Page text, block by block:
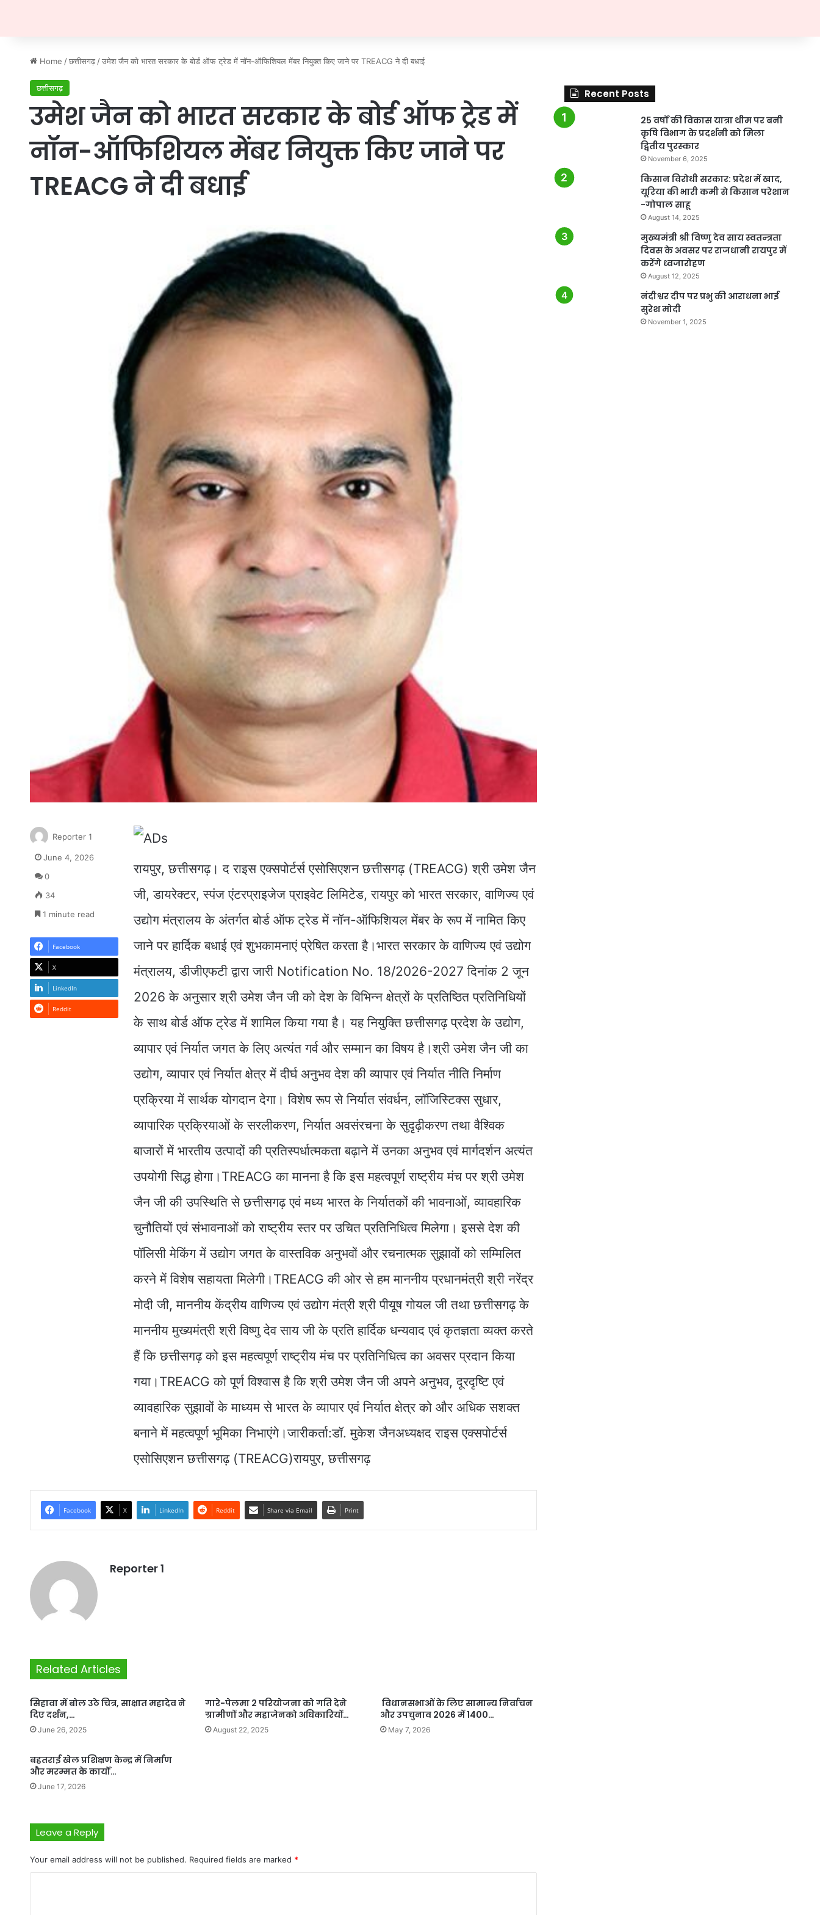
Home / छत्तीसगढ़ / उमेश जैन को भारत सरकार के बोर्ड ऑफ ट्रेड में नॉन-ऑफिशियल मेंबर नियुक्त किए जाने पर TREACG ने दी बधाई
छत्तीसगढ़
उमेश जैन को भारत सरकार के बोर्ड ऑफ ट्रेड में
नॉन-ऑफिशियल मेंबर नियुक्त किए जाने पर
TREACG ने दी बधाई
रायपुर, छत्तीसगढ़। द राइस एक्सपोर्टर्स एसोसिएशन छत्तीसगढ़ (TREACG) श्री उमेश जैन
जी, डायरेक्टर, स्पंज एंटरप्राइजेज प्राइवेट लिमिटेड, रायपुर को भारत सरकार, वाणिज्य एवं
उद्योग मंत्रालय के अंतर्गत बोर्ड ऑफ ट्रेड में नॉन-ऑफिशियल मेंबर के रूप में नामित किए
जाने पर हार्दिक बधाई एवं शुभकामनाएं प्रेषित करता है।भारत सरकार के वाणिज्य एवं उद्योग
मंत्रालय, डीजीएफटी द्वारा जारी Notification No. 18/2026-2027 दिनांक 2 जून
2026 के अनुसार श्री उमेश जैन जी को देश के विभिन्न क्षेत्रों के प्रतिष्ठित प्रतिनिधियों
के साथ बोर्ड ऑफ ट्रेड में शामिल किया गया है। यह नियुक्ति छत्तीसगढ़ प्रदेश के उद्योग,
व्यापार एवं निर्यात जगत के लिए अत्यंत गर्व और सम्मान का विषय है।श्री उमेश जैन जी का
उद्योग, व्यापार एवं निर्यात क्षेत्र में दीर्घ अनुभव देश की व्यापार एवं निर्यात नीति निर्माण
प्रक्रिया में सार्थक योगदान देगा। विशेष रूप से निर्यात संवर्धन, लॉजिस्टिक्स सुधार,
व्यापारिक प्रक्रियाओं के सरलीकरण, निर्यात अवसंरचना के सुदृढ़ीकरण तथा वैश्विक
बाजारों में भारतीय उत्पादों की प्रतिस्पर्धात्मकता बढ़ाने में उनका अनुभव एवं मार्गदर्शन अत्यंत
उपयोगी सिद्ध होगा।TREACG का मानना है कि इस महत्वपूर्ण राष्ट्रीय मंच पर श्री उमेश
जैन जी की उपस्थिति से छत्तीसगढ़ एवं मध्य भारत के निर्यातकों की भावनाओं, व्यावहारिक
चुनौतियों एवं संभावनाओं को राष्ट्रीय स्तर पर उचित प्रतिनिधित्व मिलेगा। इससे देश की
पॉलिसी मेकिंग में उद्योग जगत के वास्तविक अनुभवों और रचनात्मक सुझावों को सम्मिलित
करने में विशेष सहायता मिलेगी।TREACG की ओर से हम माननीय प्रधानमंत्री श्री नरेंद्र
मोदी जी, माननीय केंद्रीय वाणिज्य एवं उद्योग मंत्री श्री पीयूष गोयल जी तथा छत्तीसगढ़ के
माननीय मुख्यमंत्री श्री विष्णु देव साय जी के प्रति हार्दिक धन्यवाद एवं कृतज्ञता व्यक्त करते
हैं कि छत्तीसगढ़ को इस महत्वपूर्ण राष्ट्रीय मंच पर प्रतिनिधित्व का अवसर प्रदान किया
गया।TREACG को पूर्ण विश्वास है कि श्री उमेश जैन जी अपने अनुभव, दूरदृष्टि एवं
व्यावहारिक सुझावों के माध्यम से भारत के व्यापार एवं निर्यात क्षेत्र को और अधिक सशक्त
बनाने में महत्वपूर्ण भूमिका निभाएंगे।जारीकर्ता:डॉ. मुकेश जैनअध्यक्षद राइस एक्सपोर्टर्स
एसोसिएशन छत्तीसगढ़ (TREACG)रायपुर, छत्तीसगढ़
Reporter 1
June 4, 2026
0
34
1 minute read
Facebook
X
LinkedIn
Reddit
Facebook X LinkedIn Reddit Share via Email Print
Reporter 1
Related Articles
सिहावा में बोल उठे चित्र, साक्षात महादेव ने
दिए दर्शन,…
June 26, 2025
गारे-पेलमा 2 परियोजना को गति देने
ग्रामीणों और महाजेनको अधिकारियों…
August 22, 2025
विधानसभाओं के लिए सामान्य निर्वाचन
और उपचुनाव 2026 में 1400…
May 7, 2026
बहतराई खेल प्रशिक्षण केन्द्र में निर्माण
और मरम्मत के कार्यों…
June 17, 2026
Leave a Reply
Your email address will not be published. Required fields are marked *
Recent Posts
25 वर्षों की विकास यात्रा थीम पर बनी
कृषि विभाग के प्रदर्शनी को मिला
द्वितीय पुरस्कार
November 6, 2025
किसान विरोधी सरकार: प्रदेश में खाद,
यूरिया की भारी कमी से किसान परेशान
-गोपाल साहू
August 14, 2025
मुख्यमंत्री श्री विष्णु देव साय स्वतन्त्रता
दिवस के अवसर पर राजधानी रायपुर में
करेंगे ध्वजारोहण
August 12, 2025
नंदीश्वर दीप पर प्रभु की आराधना भाई
सुरेश मोदी
November 1, 2025